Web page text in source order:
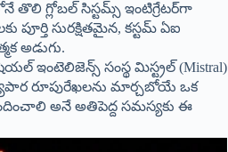
తొలి గ్లోబల్ సిస్టమ్స్ ఇంటిగ్రేటర్‌గా
పూర్తి సురక్షితమైన, కస్టమ్ ఏఐ
అడుగు.
ఇంటెలిజెన్స్ సంస్థ మిస్ట్రల్ (Mistral)
రూపురేఖలను మార్చబోయే ఒక
అనే అతిపెద్ద సమస్యకు ఈ